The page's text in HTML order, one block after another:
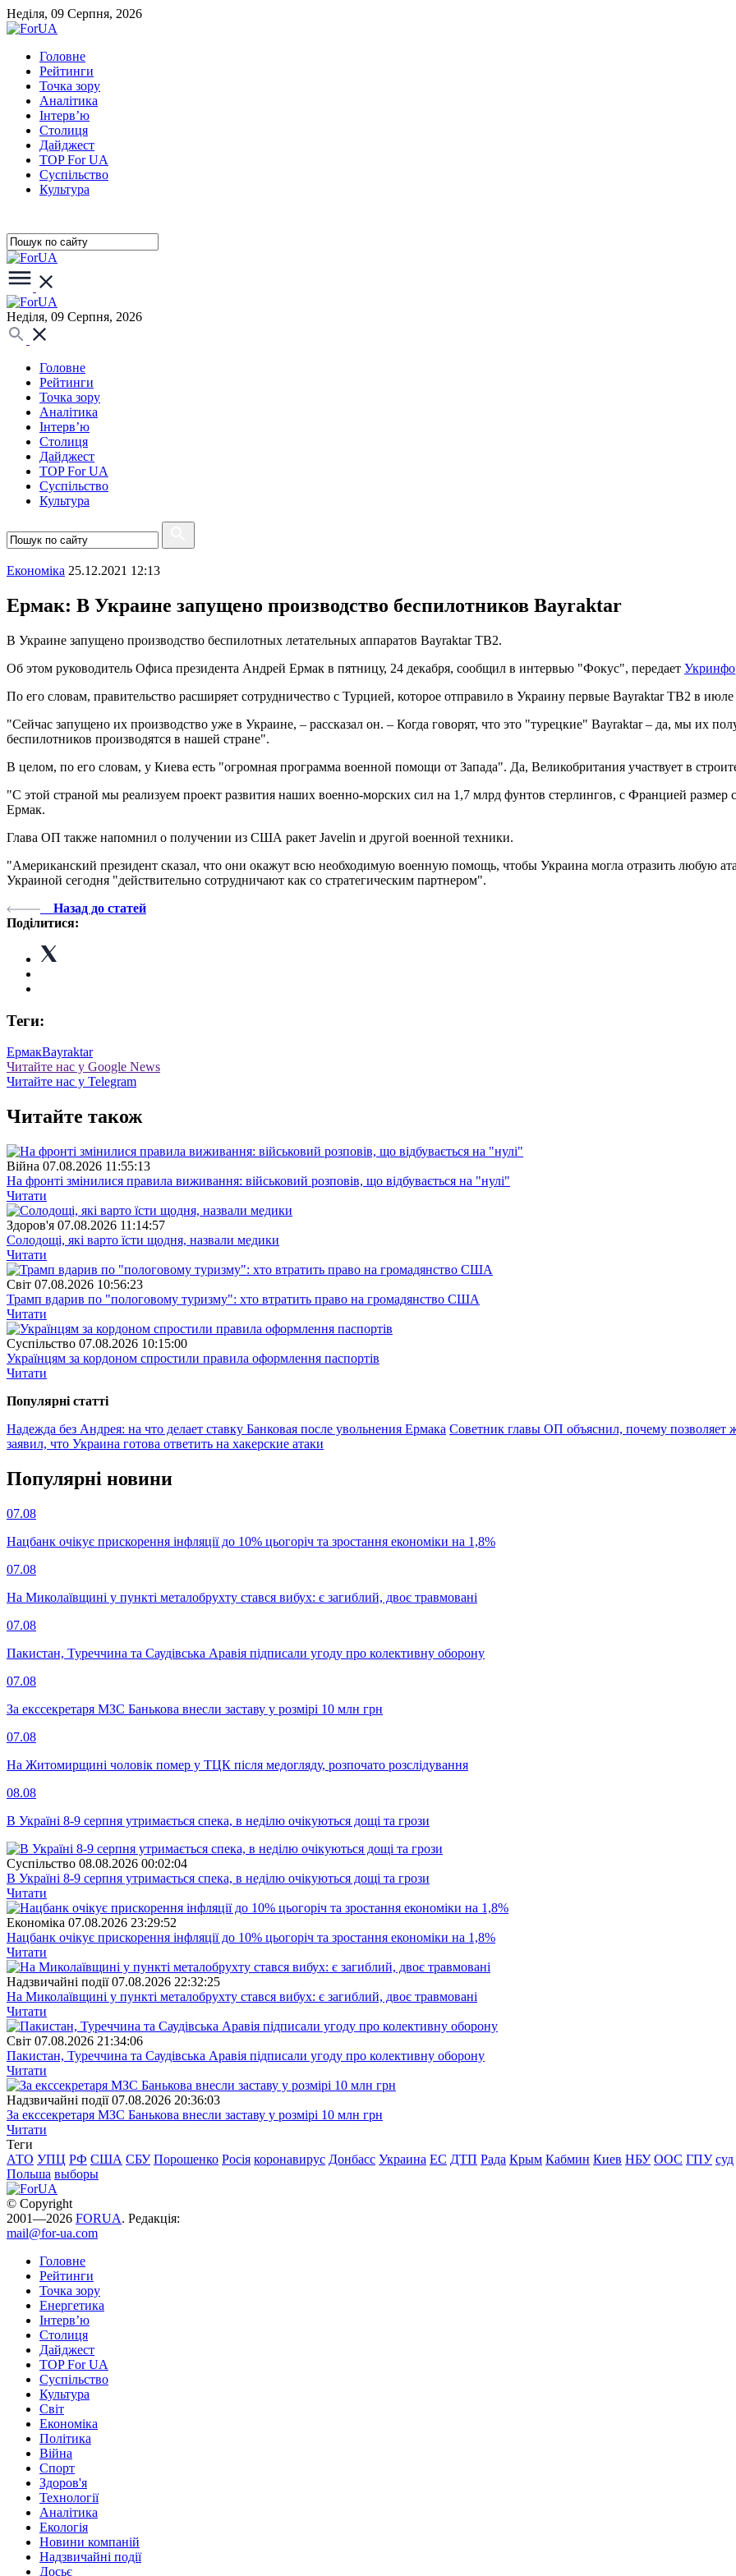
Неділя, 09 Серпня, 2026
Головне
Рейтинги
Точка зору
Аналітика
Інтерв’ю
Столиця
Дайджест
TOP For UA
Суспiльство
Культура
Неділя, 09 Серпня, 2026
Головне
Рейтинги
Точка зору
Аналітика
Інтерв’ю
Столиця
Дайджест
TOP For UA
Суспiльство
Культура
Економіка 25.12.2021 12:13
Ермак: В Украине запущено производство беспилотников Bayraktar
В Украине запущено производство беспилотных летательных аппаратов Bayraktar TB2.
Об этом руководитель Офиса президента Андрей Ермак в пятницу, 24 декабря, сообщил в интервью "Фокус", передает
По его словам, правительство расширяет сотрудничество с Турцией, которое отправило в Украину первые Bayraktar TB2 в июле
"Сейчас запущено их производство уже в Украине, – рассказал он. – Когда говорят, что это "турецкие" Bayraktar – да, мы их
беспилотников производятся в нашей стране".
В целом, по его словам, у Киева есть "огромная программа военной помощи от Запада". Да, Великобритания участвует в
"С этой страной мы реализуем проект развития наших военно-морских сил на 1,7 млрд фунтов стерлингов, с Францией размер
Ермак.
Глава ОП также напомнил о получении из США ракет Javelin и другой военной техники.
"Американский президент сказал, что они окажут всю необходимую военную помощь, чтобы Украина могла отразить любую
Украиной сегодня "действительно сотрудничают как со стратегическим партнером".
Назад до статей
Поділитися:
Теги:
ЕрмакBayraktar
Читайте нас у Google News
Читайте нас у Telegram
Читайте також
Війна 07.08.2026 11:55:13
На фронті змінилися правила виживання: військовий розповів, що відбувається на "нулі"
Читати
Здоров'я 07.08.2026 11:14:57
Солодощі, які варто їсти щодня, назвали медики
Читати
Свiт 07.08.2026 10:56:23
Трамп вдарив по "пологовому туризму": хто втратить право на громадянство США
Читати
Суспiльство 07.08.2026 10:15:00
Українцям за кордоном спростили правила оформлення паспортів
Читати
Популярнi статтi
Надежда без Андрея: на что делает ставку Банковая после увольнения Ермака Советник главы ОП объяснил, почему позволяет
заявил, что Украина готова ответить на хакерские атаки
Популярнi новини
07.08
Нацбанк очікує прискорення інфляції до 10% цьогоріч та зростання економіки на 1,8%
07.08
На Миколаївщині у пункті металобрухту стався вибух: є загиблий, двоє травмовані
07.08
Пакистан, Туреччина та Саудівська Аравія підписали угоду про колективну оборону
07.08
За екссекретаря МЗС Банькова внесли заставу у розмірі 10 млн грн
07.08
На Житомирщині чоловік помер у ТЦК після медогляду, розпочато розслідування
08.08
В Україні 8-9 серпня утримається спека, в неділю очікуються дощі та грози
Суспiльство 08.08.2026 00:02:04
В Україні 8-9 серпня утримається спека, в неділю очікуються дощі та грози
Читати
Економіка 07.08.2026 23:29:52
Нацбанк очікує прискорення інфляції до 10% цьогоріч та зростання економіки на 1,8%
Читати
Надзвичайні події 07.08.2026 22:32:25
На Миколаївщині у пункті металобрухту стався вибух: є загиблий, двоє травмовані
Читати
Свiт 07.08.2026 21:34:06
Пакистан, Туреччина та Саудівська Аравія підписали угоду про колективну оборону
Читати
Надзвичайні події 07.08.2026 20:36:03
За екссекретаря МЗС Банькова внесли заставу у розмірі 10 млн грн
Читати
Теги
АТО УПЦ РФ США СБУ Порошенко Росія коронавирус Донбасс Украина ЕС ДТП Рада Крым Кабмин Киев НБУ ООС ГПУ суд
Польша выборы
© Copyright
2001—2026 FORUA. Редакція:
mail@for-ua.com
Головне
Рейтинги
Точка зору
Енергетика
Інтерв’ю
Столиця
Дайджест
TOP For UA
Суспiльство
Культура
Світ
Економіка
Політика
Війна
Спорт
Здоров'я
Технології
Аналітика
Екологія
Новини компаній
Надзвичайні події
Досьє